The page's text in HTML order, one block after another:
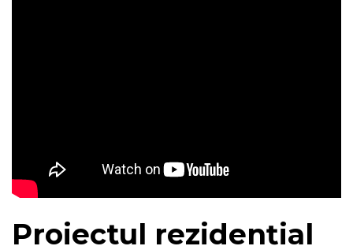
Proiectul rezidențial